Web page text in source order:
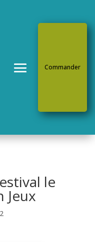
Commander
le
Jeux